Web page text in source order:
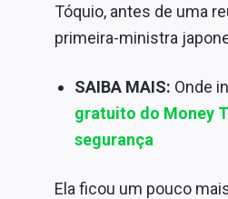
Tóquio, antes de uma
primeira-ministra
SAIBA MAIS: Onde
gratuito do Money
segurança
Ela ficou um pouco